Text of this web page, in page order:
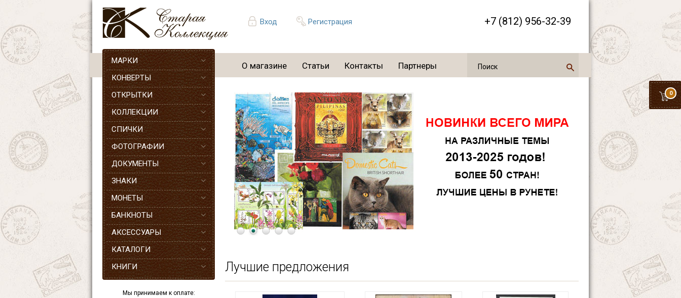
Вход Регистрация +7 (812) 956-32-39
0
О магазине Статьи Контакты Партнеры
МАРКИ
КОНВЕРТЫ
ОТКРЫТКИ
КОЛЛЕКЦИИ
СПИЧКИ
ФОТОГРАФИИ
ДОКУМЕНТЫ
ЗНАКИ
МОНЕТЫ
БАНКНОТЫ
АКСЕССУАРЫ
КАТАЛОГИ
КНИГИ
Мы принимаем к оплате:
Лучшие предложения